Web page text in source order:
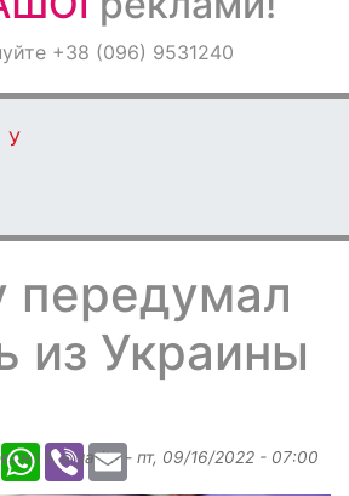
+38 (096) 9531240
У
передумал
из Украины
WhatsApp
ViberEmail
Margarita- пт, 09/16/2022 - 07:00